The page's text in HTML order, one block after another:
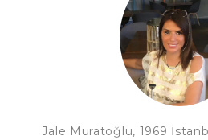
Jale Muratoğlu, 1969